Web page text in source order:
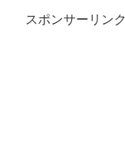
スポンサーリンク